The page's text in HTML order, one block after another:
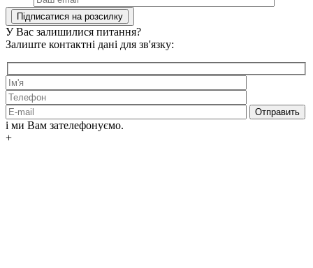
У Вас залишилися питання?
Залиште контактні дані для зв'язку:
і ми Вам зателефонуємо.
+